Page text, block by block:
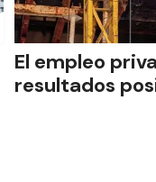
El empleo
resultados